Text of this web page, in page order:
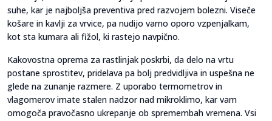
suhe, kar je najboljša preventiva pred razvojem bolezni. Viseče
košare in kavlji za vrvice, pa nudijo varno oporo vzpenjalkam,
kot sta kumara ali fižol, ki rastejo navpično.
Kakovostna oprema za rastlinjak poskrbi, da delo na vrtu
postane sprostitev, pridelava pa bolj predvidljiva in uspešna ne
glede na zunanje razmere. Z uporabo termometrov in
vlagomerov imate stalen nadzor nad mikroklimo, kar vam
omogoča pravočasno ukrepanje ob spremembah vremena. Vsi